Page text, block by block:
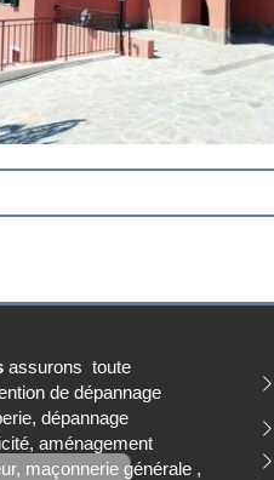
assurons toute
de dépannage
dépannage
aménagement
maçonnerie générale ,